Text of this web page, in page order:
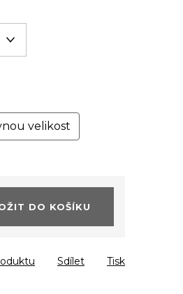
velikost
DO KOŠÍKU
Tisk
Sdílet